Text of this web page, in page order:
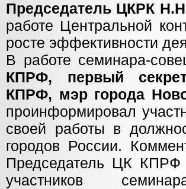
Председатель ЦКРК
работе Центральной
росте эффективности
В работе семинара-
КПРФ, первый
КПРФ, мэр города
проинформировал
своей работы в
городов России.
Председатель ЦК КПРФ
участников